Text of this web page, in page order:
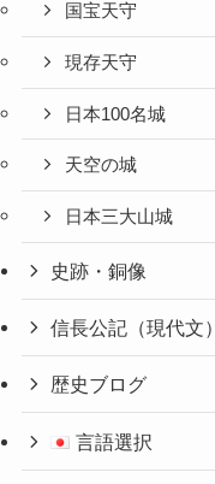
国宝天守
現存天守
日本100名城
天空の城
日本三大山城
史跡・銅像
信長公記（現代文）
歴史ブログ
言語選択